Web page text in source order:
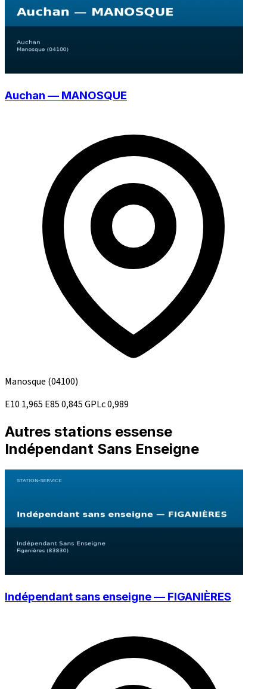
Auchan — MANOSQUE
Manosque (04100)
E10 1,965 E850,845GPLc0,989
Autres stations essense
Indépendant Sans Enseigne
Indépendant sans enseigne — FIGANIÈRES